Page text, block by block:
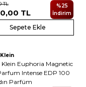
TL
TL
%25
İndirim
Sepete Ekle
Klein Euphoria Magnetic
Intense EDP 100
Parfüm